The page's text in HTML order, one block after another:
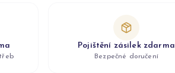
Pojištění zásilek zdarma
Bezpečné doručení